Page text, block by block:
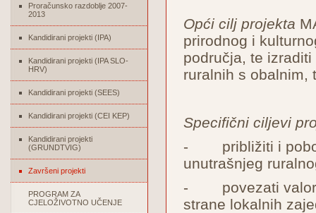
Proračunsko razdoblje 2007-
2013
Kandidirani projekti (IPA)
Kandidirani projekti (IPA SLO-
HRV)
Kandidirani projekti (SEES)
Kandidirani projekti (CEI KEP)
Kandidirani projekti
(GRUNDTVIG)
Završeni projekti
PROGRAM ZA
CJELOŽIVOTNO UČENJE
Opći cilj projekta
prirodnog i
područja, te
ruralnih s obalnim,
Specifični ciljevi
- približiti i
unutrašnjeg
- povezati
strane lokalnih